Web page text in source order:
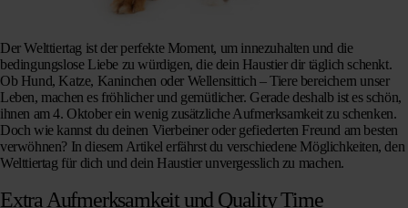
Der Welttiertag ist der perfekte Moment, um innezuhalten und die
bedingungslose Liebe zu würdigen, die dein Haustier dir täglich schenkt.
Ob Hund, Katze, Kaninchen oder Wellensittich – Tiere bereichern unser
Leben, machen es fröhlicher und gemütlicher. Gerade deshalb ist es schön,
ihnen am 4. Oktober ein wenig zusätzliche Aufmerksamkeit zu schenken.
Doch wie kannst du deinen Vierbeiner oder gefiederten Freund am besten
verwöhnen? In diesem Artikel erfährst du verschiedene Möglichkeiten, den
Welttiertag für dich und dein Haustier unvergesslich zu machen.
Extra Aufmerksamkeit und Quality Time